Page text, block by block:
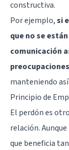
constructiva.
Por ejemplo,si
que no se
comunicación
manteniendo
Principio de
El perdón es
relación.
que beneficia